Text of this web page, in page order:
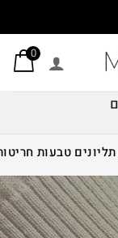
0
תליונים טבעות